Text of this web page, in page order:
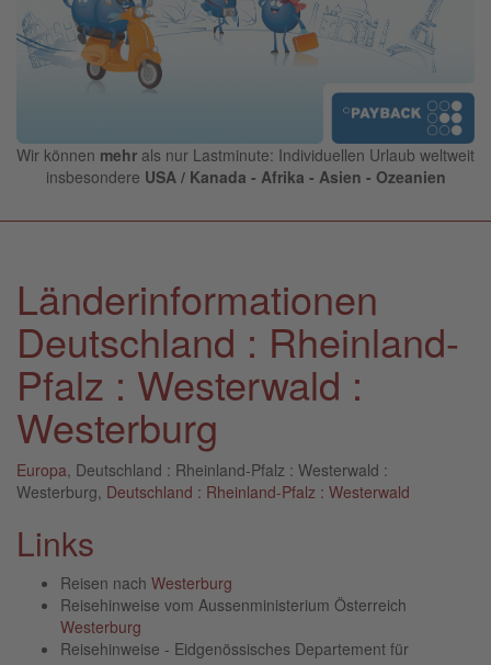
Wir können mehr als nur Lastminute: Individuellen Urlaub weltweit
insbesondere USA / Kanada - Afrika - Asien - Ozeanien
Länderinformationen
Deutschland : Rheinland-
Pfalz : Westerwald :
Westerburg
Europa , Deutschland : Rheinland-Pfalz : Westerwald :
Westerburg, Deutschland : Rheinland-Pfalz : Westerwald
Links
Reisen nach Westerburg
Reisehinweise vom Aussenministerium Österreich
Westerburg
Reisehinweise - Eidgenössisches Departement für